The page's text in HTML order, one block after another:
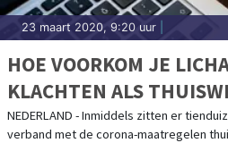
23 maart 2020, 9:20 uur
HOE VOORKOM JE
KLACHTEN ALS
NEDERLAND - Inmiddels zitten er
verband met de corona-maatregelen